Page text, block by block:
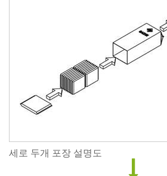
세로 두개 포장 설명도